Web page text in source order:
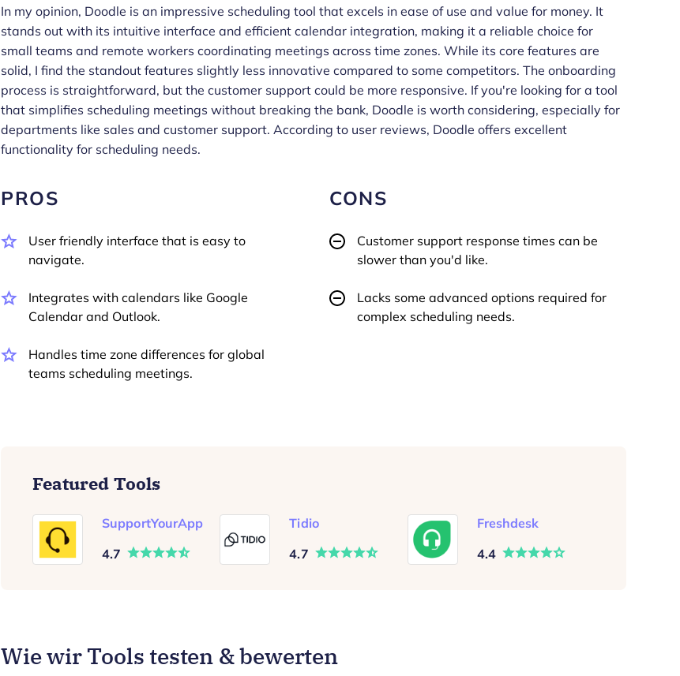
In my opinion, Doodle is an impressive scheduling tool that excels in ease of use and value for money. It
stands out with its intuitive interface and efficient calendar integration, making it a reliable choice for
small teams and remote workers coordinating meetings across time zones. While its core features are
solid, I find the standout features slightly less innovative compared to some competitors. The onboarding
process is straightforward, but the customer support could be more responsive. If you're looking for a tool
that simplifies scheduling meetings without breaking the bank, Doodle is worth considering, especially for
departments like sales and customer support. According to user reviews, Doodle offers excellent
functionality for scheduling needs.
PROS
User friendly interface that is easy to
navigate.
Integrates with calendars like Google
Calendar and Outlook.
Handles time zone differences for global
teams scheduling meetings.
CONS
Customer support response times can be
slower than you'd like.
Lacks some advanced options required for
complex scheduling needs.
Featured Tools
SupportYourApp
4.7
Tidio
4.7
Freshdesk
4.4
Wie wir Tools testen & bewerten